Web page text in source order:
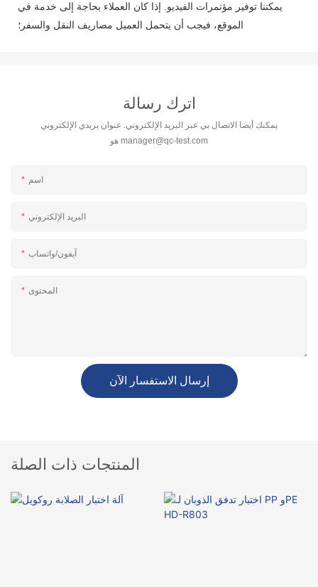
يمكننا توفير مؤتمرات الفيديو. إذا كان العملاء بحاجة إلى خدمة في
الموقع، فيجب أن يتحمل العميل مصاريف النقل والسفر؛
اترك رسالة
يمكنك أيضا الاتصال بي عبر البريد الإلكتروني. عنوان بريدي الإلكتروني
manager@qc-test.com
اسم
البريد الإلكتروني
آيفون/واتساب
المحتوى
إرسال الاستفسار الآن
المنتجات ذات الصلة